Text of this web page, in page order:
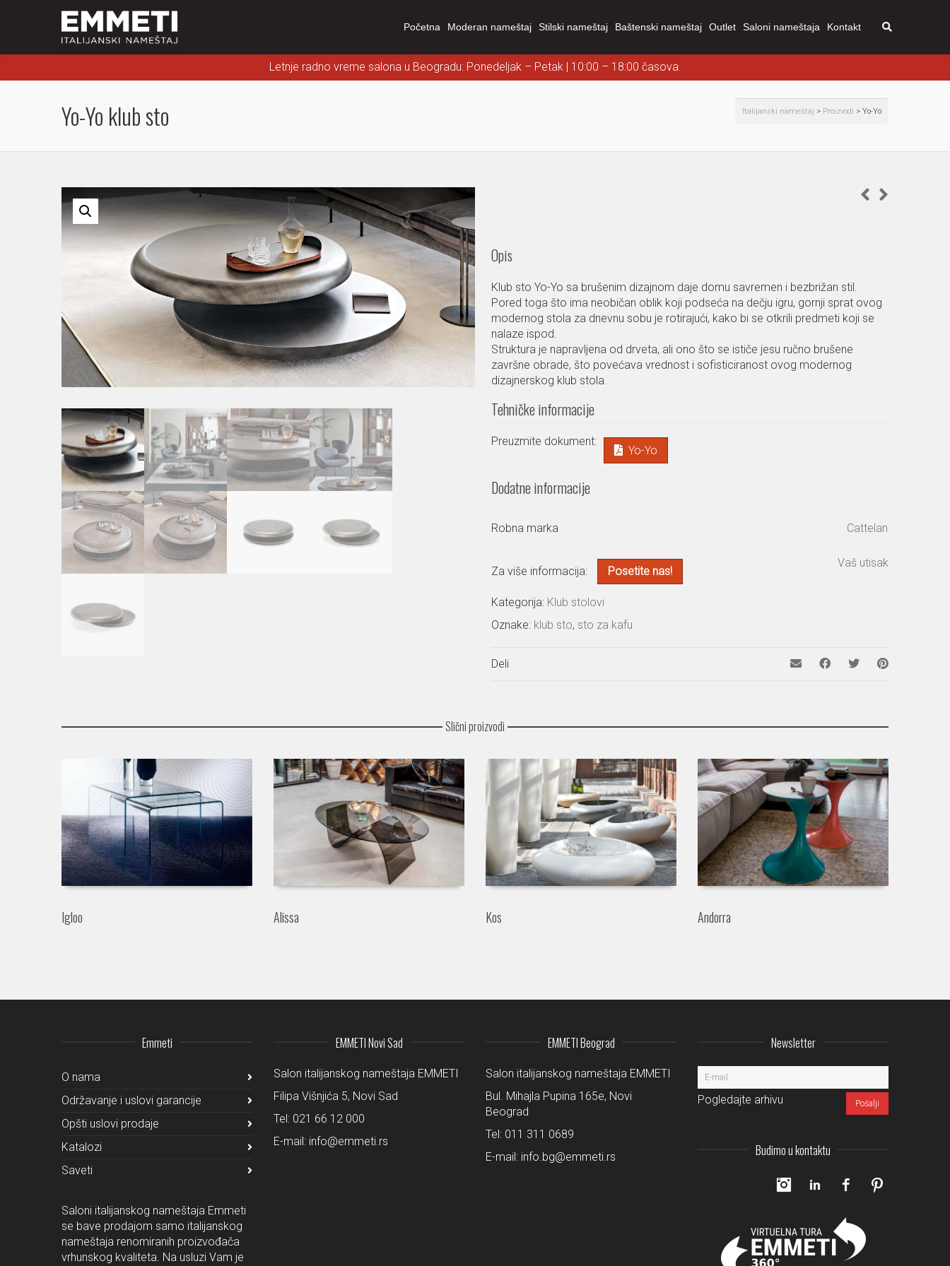
Početna Moderan nameštaj Stilski nameštaj Baštenski nameštaj Outlet Saloni nameštaja Kontakt
Letnje radno vreme salona u Beogradu: Ponedeljak – Petak | 10:00 – 18:00 časova.
Yo-Yo klub sto Italijanski nameštaj > Proizvodi > Yo-Yo
Opis
Klub sto Yo-Yo sa brušenim dizajnom daje domu savremen i bezbrižan stil.
Pored toga što ima neobičan oblik koji podseća na dečju igru, gornji sprat ovog
modernog stola za dnevnu sobu je rotirajući, kako bi se otkrili predmeti koji se
nalaze ispod.
Struktura je napravljena od drveta, ali ono što se ističe jesu ručno brušene
završne obrade, što povećava vrednost i sofisticiranost ovog modernog
dizajnerskog klub stola.
Tehničke informacije
Preuzmite dokument:
Yo-Yo
Dodatne informacije
Robna marka Cattelan
Za više informacija: Posetite nas!
Vaš utisak
Kategorija: Klub stolovi
Oznake: klub sto, sto za kafu
Deli
Slični proizvodi
Igloo Alissa Kos Andorra
Emmeti
O nama
Održavanje i uslovi garancije
Opšti uslovi prodaje
Katalozi
Saveti
Saloni italijanskog nameštaja Emmeti
se bave prodajom samo italijanskog
nameštaja renomiranih proizvođača
vrhunskog kvaliteta. Na usluzi Vam je
EMMETI Novi Sad
Salon italijanskog nameštaja EMMETI
Filipa Višnjića 5, Novi Sad
Tel: 021 66 12 000
E-mail: info@emmeti.rs
EMMETI Beograd
Salon italijanskog nameštaja EMMETI
Bul. Mihajla Pupina 165e, Novi
Beograd
Tel: 011 311 0689
E-mail: info.bg@emmeti.rs
Newsletter
Pogledajte arhivu
Budimo u kontaktu
InstagramLinkedIn Facebook